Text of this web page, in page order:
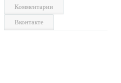
Комментарии
Вконтакте